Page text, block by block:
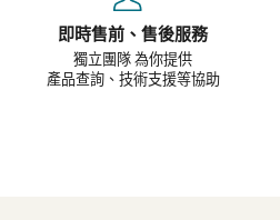
即時售前、售後服務
獨立團隊 為你提供
產品查詢、技術支援等協助